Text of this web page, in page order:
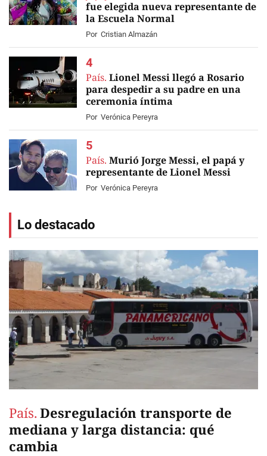
fue elegida nueva representante de
la Escuela Normal
Por Cristian Almazán
País. Lionel Messi llegó a Rosario
para despedir a su padre en una
ceremonia íntima
Por Verónica Pereyra
País. Murió Jorge Messi, el papá y
representante de Lionel Messi
Por Verónica Pereyra
Lo destacado
País. Desregulación transporte de
mediana y larga distancia: qué
cambia